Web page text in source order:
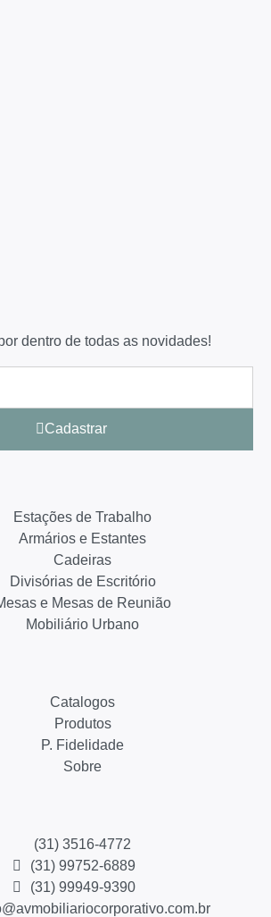
dentro de todas as novidades!
Cadastrar
Estações de Trabalho
Armários e Estantes
Cadeiras
Divisórias de Escritório
e Mesas de Reunião
Mobiliário Urbano
Catalogos
Produtos
P. Fidelidade
Sobre
(31) 3516-4772
(31) 99752-6889
(31) 99949-9390